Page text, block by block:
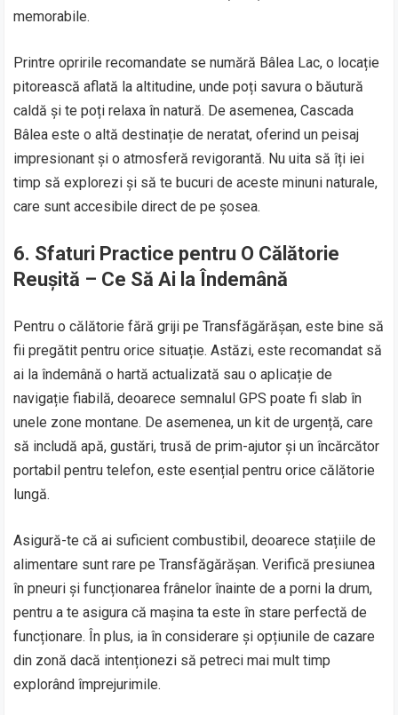
memorabile.
Printre opririle recomandate se numără Bâlea Lac, o locație
pitorească aflată la altitudine, unde poți savura o băutură
caldă și te poți relaxa în natură. De asemenea, Cascada
Bâlea este o altă destinație de neratat, oferind un peisaj
impresionant și o atmosferă revigorantă. Nu uita să îți iei
timp să explorezi și să te bucuri de aceste minuni naturale,
care sunt accesibile direct de pe șosea.
6. Sfaturi Practice pentru O Călătorie
Reușită – Ce Să Ai la Îndemână
Pentru o călătorie fără griji pe Transfăgărășan, este bine să
fii pregătit pentru orice situație. Astăzi, este recomandat să
ai la îndemână o hartă actualizată sau o aplicație de
navigație fiabilă, deoarece semnalul GPS poate fi slab în
unele zone montane. De asemenea, un kit de urgență, care
să includă apă, gustări, trusă de prim-ajutor și un încărcător
portabil pentru telefon, este esențial pentru orice călătorie
lungă.
Asigură-te că ai suficient combustibil, deoarece stațiile de
alimentare sunt rare pe Transfăgărășan. Verifică presiunea
în pneuri și funcționarea frânelor înainte de a porni la drum,
pentru a te asigura că mașina ta este în stare perfectă de
funcționare. În plus, ia în considerare și opțiunile de cazare
din zonă dacă intenționezi să petreci mai mult timp
explorând împrejurimile.